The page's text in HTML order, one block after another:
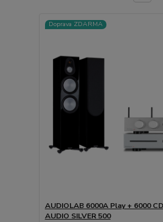
Doprava ZDARMA
AUDIOLAB 6000A Play + 6000
AUDIO SILVER 500